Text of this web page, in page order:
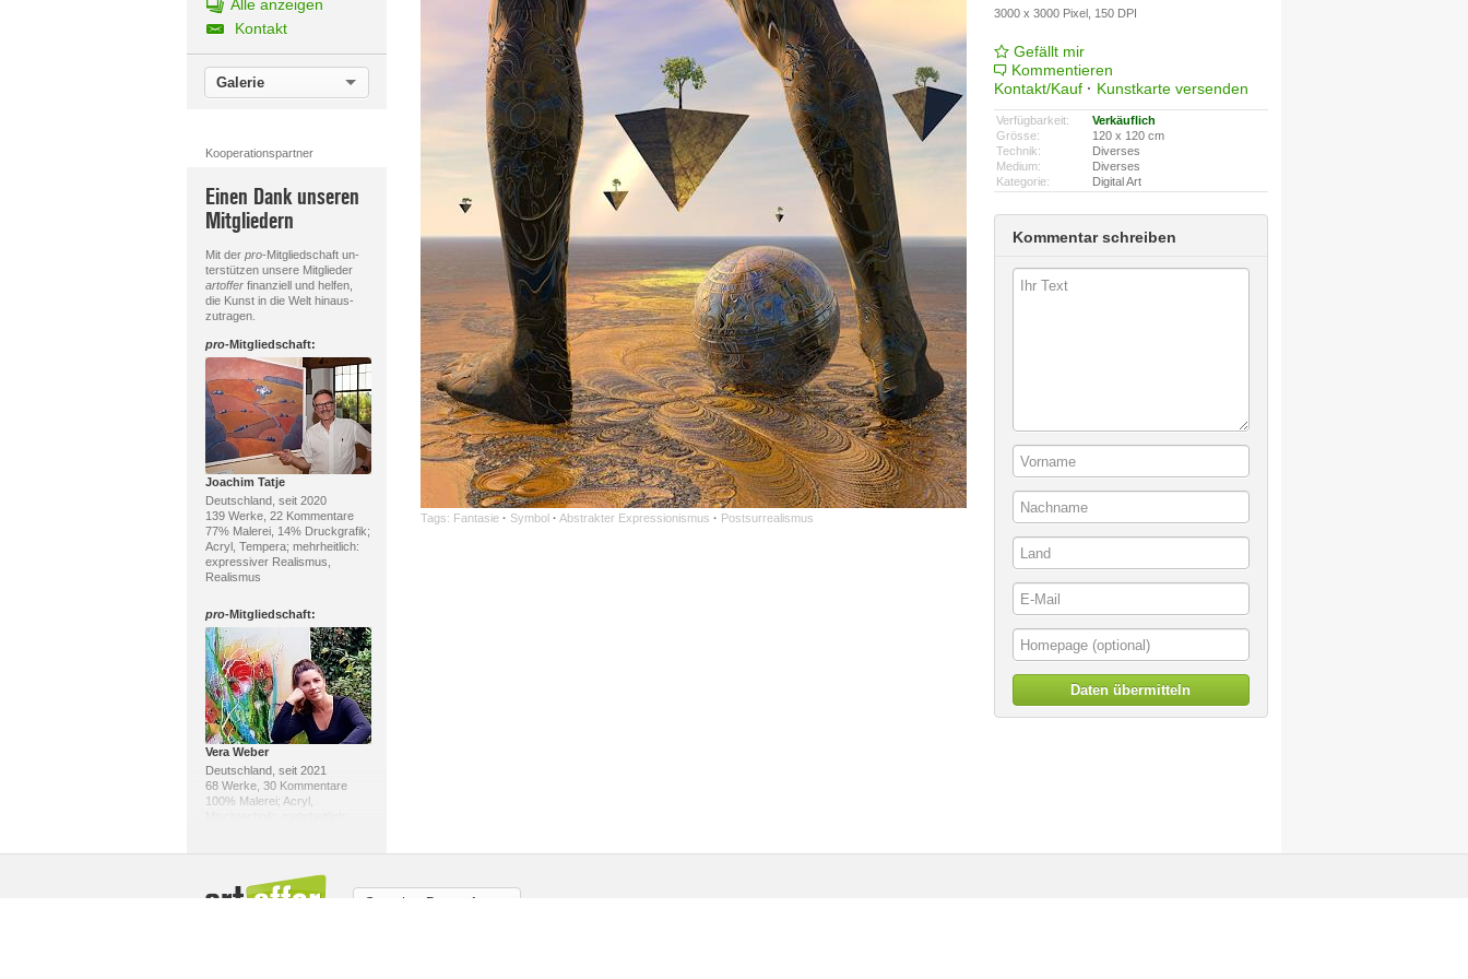
Alle anzeigen
Kontakt
Galerie
Kooperationspartner
Einen Dank unseren
Mitgliedern
Mit der pro-Mitgliedschaft un-
terstützen unsere Mitglieder
artofferfinanziell und helfen,
die Kunst in die Welt hinaus-
zutragen.
pro-Mitgliedschaft:
Joachim Tatje
Deutschland, seit 2020
139 Werke, 22 Kommentare
77% Malerei, 14% Druckgrafik;
Acryl, Tempera; mehrheitlich:
expressiver Realismus,
Realismus
pro-Mitgliedschaft:
Vera Weber
Deutschland, seit 2021
68 Werke, 30 Kommentare
100% Malerei; Acryl,
-Mitgliedschaft:
Tags: Fantasie · Symbol · Abstrakter Expressionismus · Postsurrealismus
3000 x 3000 Pixel, 150 DPI
Gefällt mir
Kommentieren
Kontakt/Kauf · Kunstkarte versenden
Verfügbarkeit:
Verkäuflich
Grösse:
120 x 120 cm
Technik:
Diverses
Medium:
Diverses
Kategorie:
Digital Art
Kommentar schreiben
Daten übermitteln
Sprache: Deutsch